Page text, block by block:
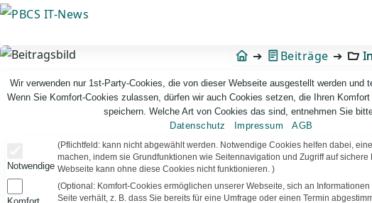
Direkt
Inhalt
Beiträge
PBCS
Wir verwenden nur 1st-Party-Cookies, die von dieser Webseite ausgestellt werden und
Wenn Sie Komfort-Cookies zulassen, dürfen wir auch Cookies setzen, die Ihren
speichern. Welche Art von Cookies das sind, entnehmen Sie
Datenschutz
Impressum AGB
Notwendige
(Pflichtfeld: kann nicht abgewählt werden. Notwendige Cookies helfen dabei,
machen, indem sie Grundfunktionen wie Seitennavigation und Zugriff auf sichere
Webseite kann ohne diese Cookies nicht funktionieren. )
(Optional: Komfort-Cookies ermöglichen unserer Webseite, sich an
Seite verhält, z. B. dass Sie bereits für eine Umfrage oder einen Termin